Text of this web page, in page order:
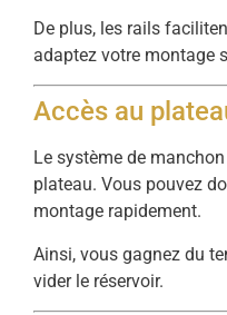
De plus, les rails
adaptez votre montage
Accès au
Le système de
plateau. Vous pouvez
montage rapidement.
Ainsi, vous gagnez du
vider le réservoir.